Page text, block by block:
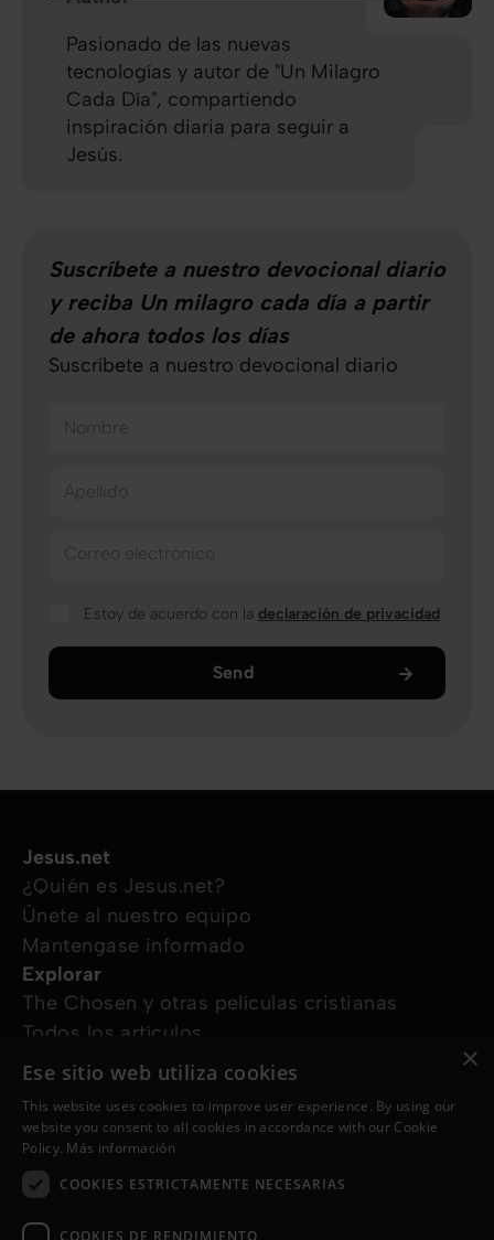
Pasionado de las nuevas
tecnologías y autor de "Un Milagro
Cada Día", compartiendo
inspiración diaria para seguir a
Jesús.
Suscríbete a nuestro devocional diario
y reciba Un milagro cada día a partir
de ahora todos los días
Suscríbete a nuestro devocional diario
Nombre
Apellido
Correo electrónico
Estoy de acuerdo con la declaración de privacidad
Send
Jesus.net
¿Quién es Jesus.net?
Únete al nuestro equipo
Mantengase informado
Explorar
The Chosen y otras películas cristianas
Todos los artículos
Cursos online
¿Cómo podemos ayudarte?
Devocional diario
Necesito oración
×
Ese sitio web utiliza cookies
This website uses cookies to improve user experience. By using our
website you consent to all cookies in accordance with our Cookie
Policy. Más información
COOKIES ESTRICTAMENTE NECESARIAS
COOKIES DE RENDIMIENTO